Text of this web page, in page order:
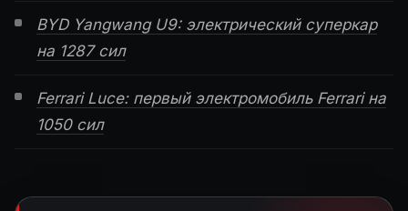
BYD Yangwang U9: электрический суперкар
на 1287 сил
Ferrari Luce: первый электромобиль Ferrari на
1050 сил